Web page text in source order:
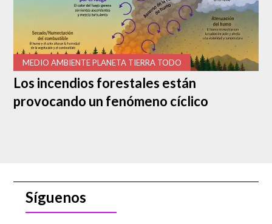
había emergido el verano del año pasado.
Arena y tormentas
MEDIO AMBIENTE PLANETA TIERRA TODO
Los incendios forestales están
provocando un fenómeno cíclico
Síguenos